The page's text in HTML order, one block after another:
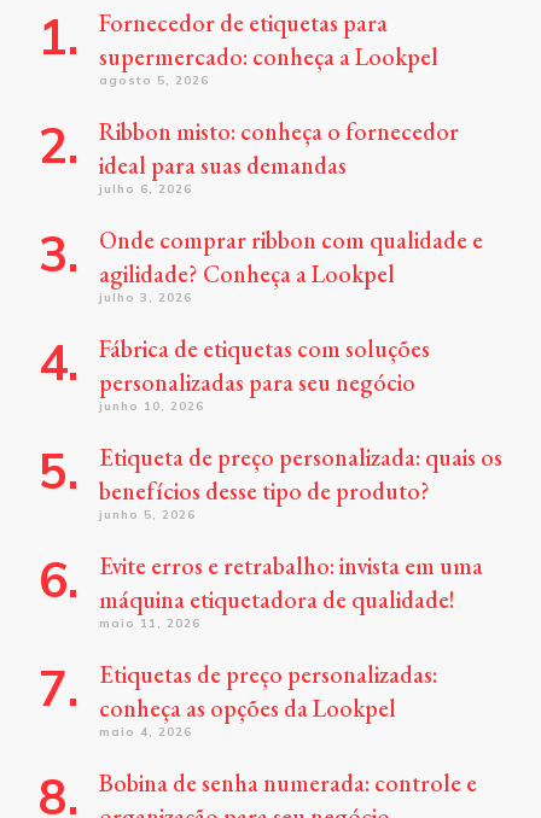
Fornecedor de etiquetas para
supermercado: conheça a Lookpel
agosto 5, 2026
Ribbon misto: conheça o fornecedor
ideal para suas demandas
julho 6, 2026
Onde comprar ribbon com qualidade e
agilidade? Conheça a Lookpel
julho 3, 2026
Fábrica de etiquetas com soluções
personalizadas para seu negócio
junho 10, 2026
Etiqueta de preço personalizada: quais os
benefícios desse tipo de produto?
junho 5, 2026
Evite erros e retrabalho: invista em uma
máquina etiquetadora de qualidade!
maio 11, 2026
Etiquetas de preço personalizadas:
conheça as opções da Lookpel
maio 4, 2026
Bobina de senha numerada: controle e